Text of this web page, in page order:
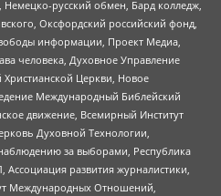
русский обмен, Бард колледж,
Оксфордский российский фонд,
информации, Проект Медиа,
человека, Духовное Управление
Христианской Церкви, Новое
Международный Библейский
движение, Всемирный Институт
Духовной Технологии,
за выборами, Республика
развития журналистики,
Международных Отношений,